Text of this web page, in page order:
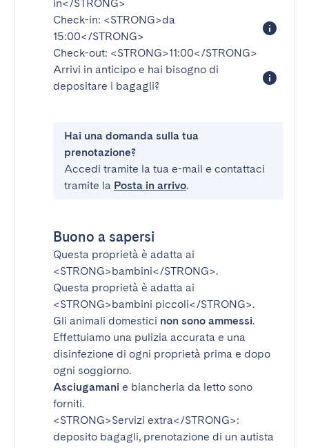
in</STRONG>
Check-in: <STRONG>da
15:00</STRONG>
Check-out: <STRONG>11:00</STRONG>
Arrivi in anticipo e hai bisogno di
depositare i bagagli?
Hai una domanda sulla tua
prenotazione?
Accedi tramite la tua e-mail e contattaci
tramite la Posta in arrivo.
Buono a sapersi
Questa proprietà è adatta ai
<STRONG>bambini</STRONG>.
Questa proprietà è adatta ai
<STRONG>bambini piccoli</STRONG>.
Gli animali domestici non sono ammessi.
Effettuiamo una pulizia accurata e una
disinfezione di ogni proprietà prima e dopo
ogni soggiorno.
Asciugamani e biancheria da letto sono
forniti.
<STRONG>Servizi extra</STRONG>:
deposito bagagli, prenotazione di un autista